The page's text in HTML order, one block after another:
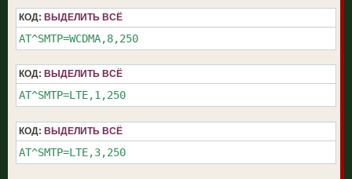
КОД: ВЫДЕЛИТЬ ВСЁ
AT^SMTP=WCDMA,8,250
КОД: ВЫДЕЛИТЬ ВСЁ
AT^SMTP=LTE,1,250
КОД: ВЫДЕЛИТЬ ВСЁ
AT^SMTP=LTE,3,250